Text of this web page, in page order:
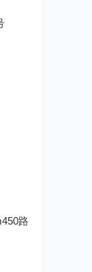
路